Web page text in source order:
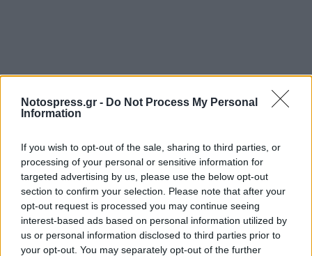
Notospress.gr - Do Not Process My Personal
Information
If you wish to opt-out of the sale, sharing to third parties, or
processing of your personal or sensitive information for
targeted advertising by us, please use the below opt-out
section to confirm your selection. Please note that after your
opt-out request is processed you may continue seeing
interest-based ads based on personal information utilized by
us or personal information disclosed to third parties prior to
your opt-out. You may separately opt-out of the further
Σχετικά Άρθρα